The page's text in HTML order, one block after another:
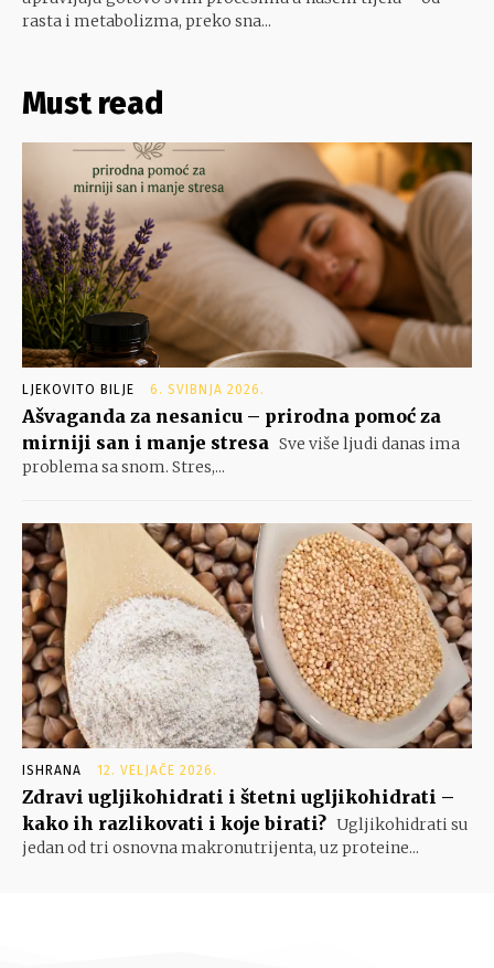
rasta i metabolizma, preko sna...
Must read
LJEKOVITO BILJE 6. SVIBNJA 2026.
Ašvaganda za nesanicu – prirodna pomoć za
mirniji san i manje stresa Sve više ljudi danas ima
problema sa snom. Stres,...
ISHRANA 12. VELJAČE 2026.
Zdravi ugljikohidrati i štetni ugljikohidrati –
kako ih razlikovati i koje birati? Ugljikohidrati su
jedan od tri osnovna makronutrijenta, uz proteine...